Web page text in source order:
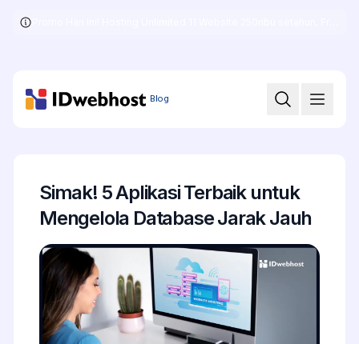
Blog
Simak! 5 Aplikasi Terbaik untuk
Mengelola Database Jarak Jauh